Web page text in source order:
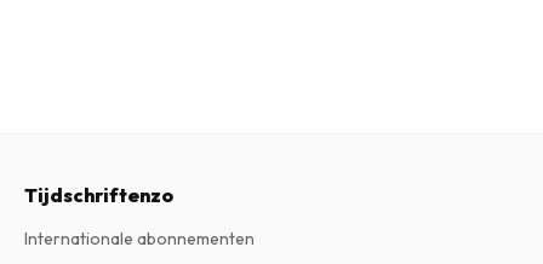
Tijdschriftenzo
Internationale abonnementen